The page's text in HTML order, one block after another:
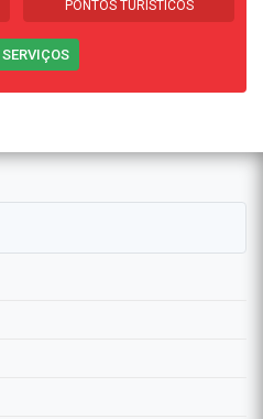
PONTOS TURÍSTICOS